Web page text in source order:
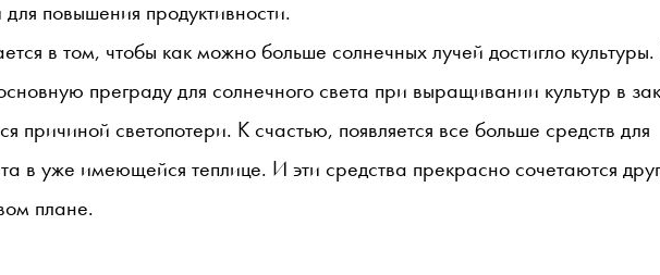
повышения продуктивности.
в том, чтобы как можно больше солнечных лучей достигло
преграду для солнечного света при выращивании культур в
причиной светопотери. К счастью, появляется все больше средств для
в уже имеющейся теплице. И эти средства прекрасно сочетаются
плане.